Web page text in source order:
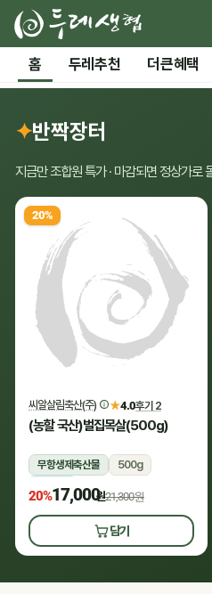
홈 두레추천 더큰혜택
시즌기획
말복 더위까지! 끝
든든한 간편 보양식 →
‹
0
✦반짝장터
지금만 조합원 특가 · 마감되면 정상가로
20%
씨알살림축산(주) ★4.0후기 2
(농할 국산)벌집목살(500g)
무항생제축산물
500g
냉장
20%17,000원21,300원
담기